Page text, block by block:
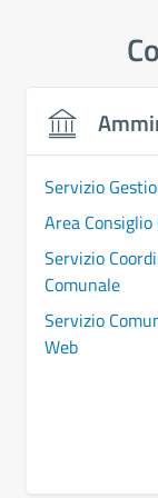
Servizio
Area
Servizio
Comunale
Servizio
Web